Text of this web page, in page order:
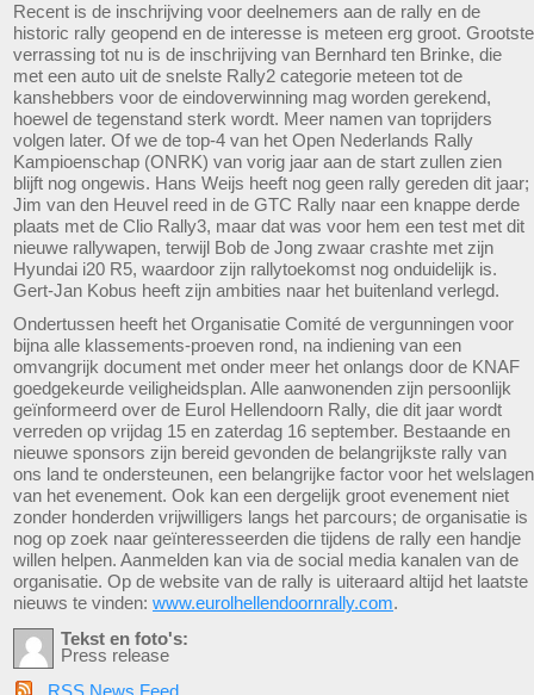
Recent is de inschrijving voor deelnemers aan de rally en de
historic rally geopend en de interesse is meteen erg groot. Grootste
verrassing tot nu is de inschrijving van Bernhard ten Brinke, die
met een auto uit de snelste Rally2 categorie meteen tot de
kanshebbers voor de eindoverwinning mag worden gerekend,
hoewel de tegenstand sterk wordt. Meer namen van toprijders
volgen later. Of we de top-4 van het Open Nederlands Rally
Kampioenschap (ONRK) van vorig jaar aan de start zullen zien
blijft nog ongewis. Hans Weijs heeft nog geen rally gereden dit jaar;
Jim van den Heuvel reed in de GTC Rally naar een knappe derde
plaats met de Clio Rally3, maar dat was voor hem een test met dit
nieuwe rallywapen, terwijl Bob de Jong zwaar crashte met zijn
Hyundai i20 R5, waardoor zijn rallytoekomst nog onduidelijk is.
Gert-Jan Kobus heeft zijn ambities naar het buitenland verlegd.
Ondertussen heeft het Organisatie Comité de vergunningen voor
bijna alle klassements-proeven rond, na indiening van een
omvangrijk document met onder meer het onlangs door de KNAF
goedgekeurde veiligheidsplan. Alle aanwonenden zijn persoonlijk
geïnformeerd over de Eurol Hellendoorn Rally, die dit jaar wordt
verreden op vrijdag 15 en zaterdag 16 september. Bestaande en
nieuwe sponsors zijn bereid gevonden de belangrijkste rally van
ons land te ondersteunen, een belangrijke factor voor het welslagen
van het evenement. Ook kan een dergelijk groot evenement niet
zonder honderden vrijwilligers langs het parcours; de organisatie is
nog op zoek naar geïnteresseerden die tijdens de rally een handje
willen helpen. Aanmelden kan via de social media kanalen van de
organisatie. Op de website van de rally is uiteraard altijd het laatste
nieuws te vinden: www.eurolhellendoornrally.com.
Tekst en foto's:
Press release
RSS News Feed